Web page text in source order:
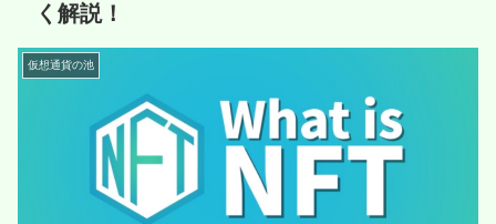
く解説！
仮想通貨の池